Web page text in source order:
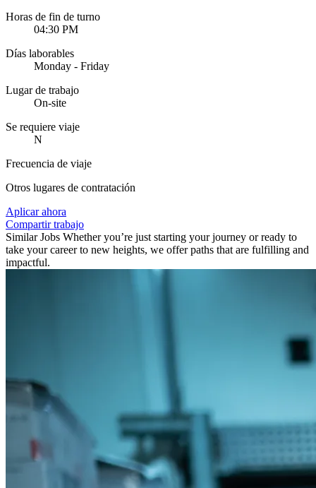
Horas de fin de turno
04:30 PM
Días laborables
Monday - Friday
Lugar de trabajo
On-site
Se requiere viaje
N
Frecuencia de viaje
Otros lugares de contratación
Aplicar ahora
Compartir trabajo
Similar Jobs Whether you’re just starting your journey or ready to
take your career to new heights, we offer paths that are fulfilling and
impactful.